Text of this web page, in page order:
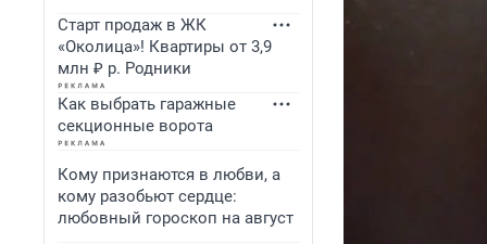
Старт продаж в ЖК
«Околица»! Квартиры от 3,9
млн ₽ р. Родники
Как выбрать гаражные
секционные ворота
Кому признаются в любви, а
кому разобьют сердце:
любовный гороскоп на август